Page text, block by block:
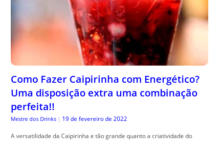
Como Fazer Caipirinha com Energético?
Uma disposição extra uma combinação
perfeita!!
Mestre dos Drinks | 19 de fevereiro de 2022
A versatilidade da Caipirinha e tão grande quanto a criatividade do